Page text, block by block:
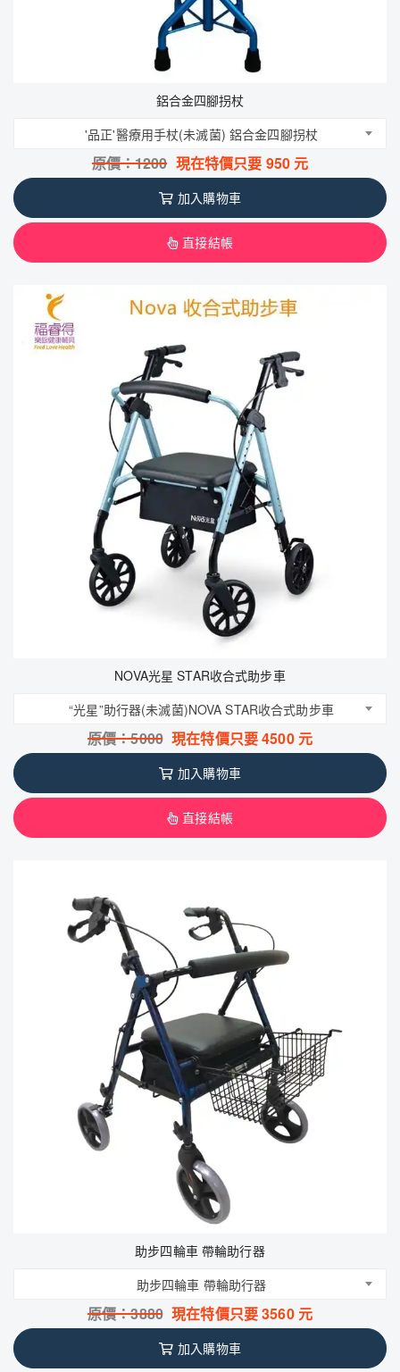
鋁合金四腳拐杖
'品正'醫療用手杖(未滅菌) 鋁合金四腳拐杖
原價：1200 現在特價只要 950 元
加入購物車
直接結帳
NOVA光星 STAR收合式助步車
“光星”助行器(未滅菌)NOVA STAR收合式助步車
原價：5000 現在特價只要4500元
加入購物車
直接結帳
助步四輪車 帶輪助行器
助步四輪車 帶輪助行器
原價：3880 現在特價只要3560元
加入購物車